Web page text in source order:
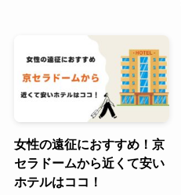
女性の遠征におすすめ！京
セラドームから近くて安い
ホテルはココ！